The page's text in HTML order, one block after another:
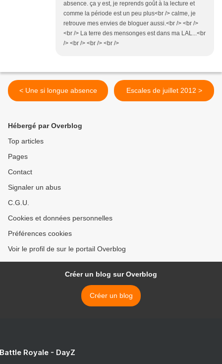
absence. ça y est, je reprends goût à la lecture et
comme la période est un peu plus<br /> calme, je
retrouve mes envies de bloguer aussi.<br /> <br />
<br /> La terre des mensonges est dans ma LAL...<br
/> <br /> <br /> <br />
< Une si longue absence Escales de juillet 2012 >
Hébergé par Overblog
Top articles
Pages
Contact
Signaler un abus
C.G.U.
Cookies et données personnelles
Préférences cookies
Voir le profil de sur le portail Overblog
Créer un blog sur Overblog
Créer un blog
Royale - DayZ